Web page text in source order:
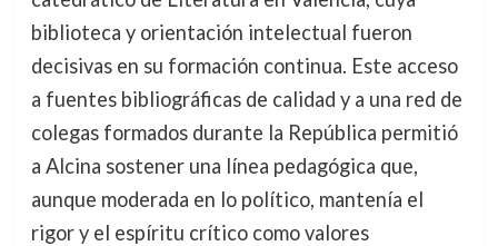
biblioteca y orientación intelectual fueron
decisivas en su formación continua. Este acceso
a fuentes bibliográficas de calidad y a una red de
colegas formados durante la República permitió
a Alcina sostener una línea pedagógica que,
aunque moderada en lo político, mantenía el
rigor y el espíritu crítico como valores